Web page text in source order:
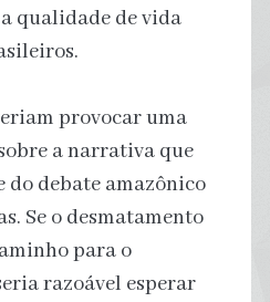
qualidade de vida
provocar uma
a narrativa que
debate amazônico
Se o desmatamento
para o
razoável esperar